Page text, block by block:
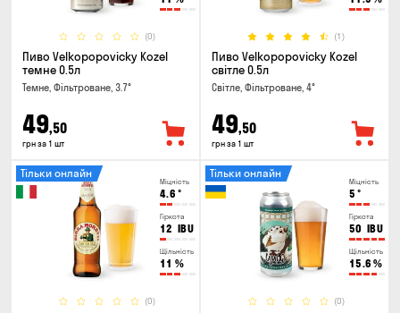
(0)
Пиво Velkopopovicky Kozel
темне 0.5л
Темне, Фільтроване, 3.7°
49,50
грн за 1 шт
(1)
Пиво Velkopopovicky Kozel
світле 0.5л
Світле, Фільтроване, 4°
49,50
грн за 1 шт
Міцність
4.6 °
Гіркота
12 IBU
Щільність
11 %
(0)
Тільки онлайн
Міцність
5 °
Гіркота
50 IBU
Щільність
15.6 %
(0)
Тільки онлайн